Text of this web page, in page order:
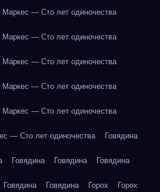
Маркес — Сто лет одиночества
Маркес — Сто лет одиночества
Маркес — Сто лет одиночества
Маркес — Сто лет одиночества
Маркес — Сто лет одиночества
— Сто лет одиночества Говядина
Говядина Говядина Говядина
Говядина Говядина Горох Горох